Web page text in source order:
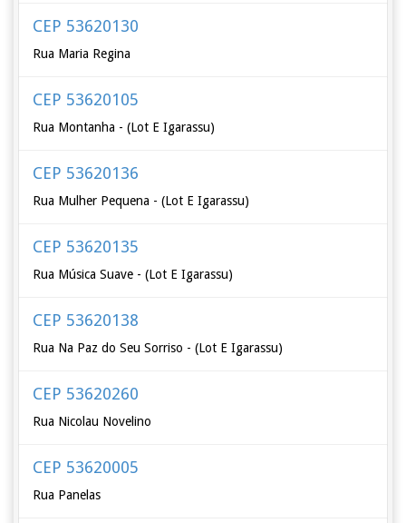
CEP 53620130
Rua Maria Regina
CEP 53620105
Rua Montanha - (Lot E Igarassu)
CEP 53620136
Rua Mulher Pequena - (Lot E Igarassu)
CEP 53620135
Rua Música Suave - (Lot E Igarassu)
CEP 53620138
Rua Na Paz do Seu Sorriso - (Lot E Igarassu)
CEP 53620260
Rua Nicolau Novelino
CEP 53620005
Rua Panelas